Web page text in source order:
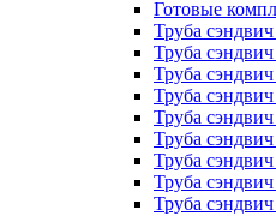
Готовые
Труба
Труба
Труба
Труба
Труба
Труба
Труба
Труба
Труба